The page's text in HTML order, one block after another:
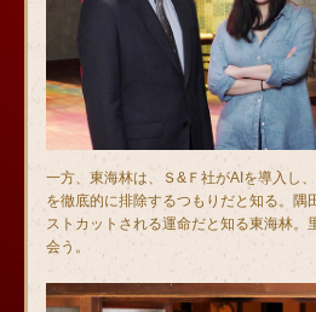
一方、東海林は、Ｓ&Ｆ社がAIを導入し
を徹底的に排除するつもりだと知る。隅
ストカットされる運命だと知る東海林。
会う。